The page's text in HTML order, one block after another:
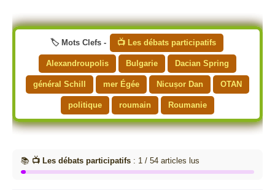
🏷️ Mots Clefs - 📺 Les débats participatifs
Alexandroupolis Bulgarie Dacian Spring
général Schill mer Égée Nicușor Dan OTAN
politique roumain Roumanie
📚 📺 Les débats participatifs : 1 / 54 articles lus